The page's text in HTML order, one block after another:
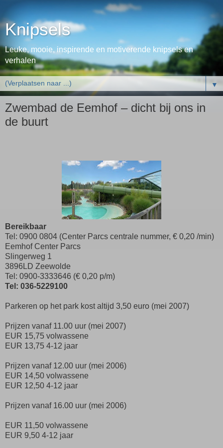
Knipsels
Leuke, mooie, inspirende en motiverende knipsels en
verhalen
▼
Zwembad de Eemhof – dicht bij ons in
de buurt
Bereikbaar
Tel: 0900 0804 (Center Parcs centrale nummer, € 0,20 /min)
Eemhof Center Parcs
Slingerweg 1
3896LD Zeewolde
Tel: 0900-3333646 (€ 0,20 p/m)
Tel: 036-5229100
Parkeren op het park kost altijd 3,50 euro (mei 2007)
Prijzen vanaf 11.00 uur (mei 2007)
EUR 15,75 volwassene
EUR 13,75 4-12 jaar
Prijzen vanaf 12.00 uur (mei 2006)
EUR 14,50 volwassene
EUR 12,50 4-12 jaar
Prijzen vanaf 16.00 uur (mei 2006)
EUR 11,50 volwassene
EUR 9,50 4-12 jaar